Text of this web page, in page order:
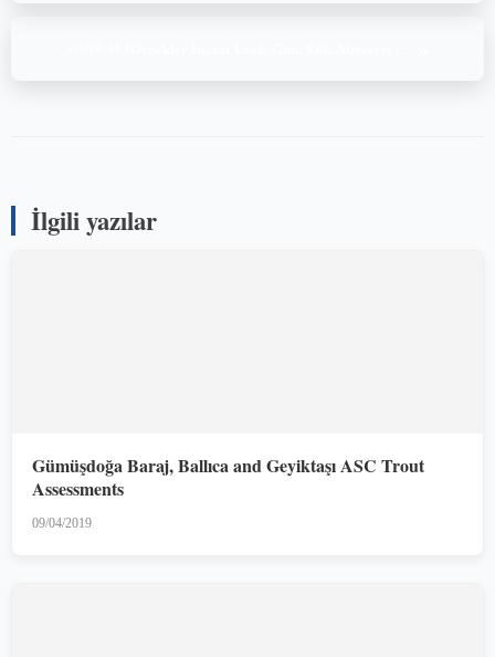
İlgili yazılar
Gümüşdoğa Baraj, Ballıca and Geyiktaşı ASC Trout
Assessments
09/04/2019